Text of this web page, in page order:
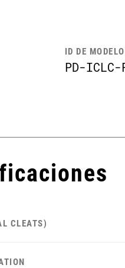
ID DE MODELO
PD-ICLC-
CLEATS)